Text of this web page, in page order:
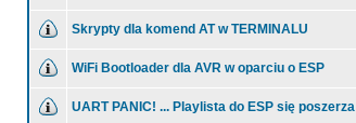
Skrypty dla komend AT w TERMINALU
WiFi Bootloader dla AVR w oparciu o ESP
UART PANIC! ... Playlista do ESP się poszerza